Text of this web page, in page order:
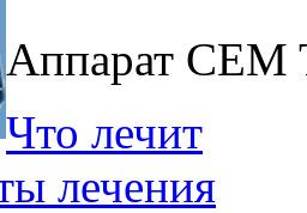
Аппарат CEM
Что лечит
лечения